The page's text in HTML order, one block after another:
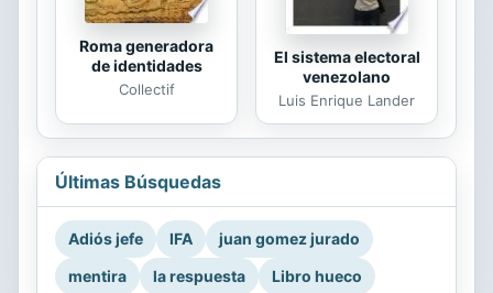
Roma generadora
de identidades
Collectif
El sistema electoral
venezolano
Luis Enrique Lander
Últimas Búsquedas
Adiós jefe IFA
juan gomez jurado
mentira
la respuesta Libro hueco